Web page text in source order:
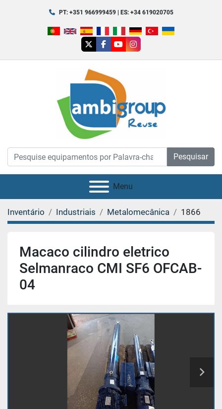
PT: +351 966999459 | ES: +34 619020705
twitterfacebook
youtubeinstagram
Pesquisar
Menu
Inventário Industriais Metalomecânica 1866
Macaco cilindro eletrico
Selmanraco CMI SF6 OFCAB-
04